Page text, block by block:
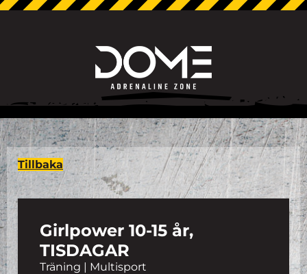
Tillbaka
Girlpower 10-15 år,
TISDAGAR
Träning | Multisport